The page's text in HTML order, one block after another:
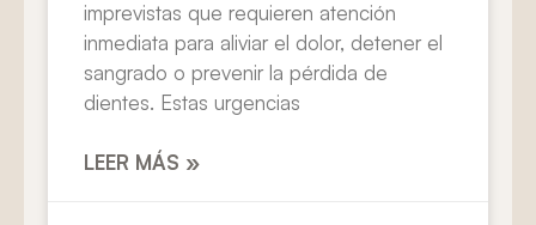
imprevistas que requieren atención
inmediata para aliviar el dolor, detener el
sangrado o prevenir la pérdida de
dientes. Estas urgencias
LEER MÁS »